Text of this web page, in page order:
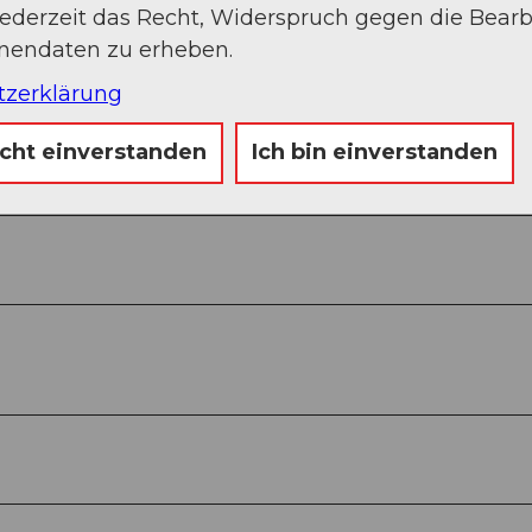
Sep Okt Nov Dez
das Recht, Widerspruch gegen die
zu erheben.
einverstanden Ich bin einverstanden